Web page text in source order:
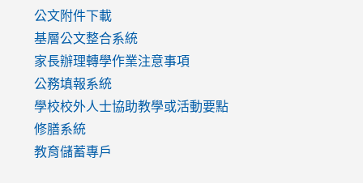
公文附件下載
基層公文整合系統
家長辦理轉學作業注意事項
公務填報系統
學校校外人士協助教學或活動要點
修膳系統
教育儲蓄專戶